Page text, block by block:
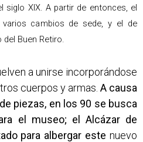
siglo XIX. A partir de entonces, el
cambios de sede, y el de
Buen Retiro.
a unirse incorporándose
cuerpos y armas. A causa
piezas, en los 90 se busca
el museo; el Alcázar de
para albergar este nuevo